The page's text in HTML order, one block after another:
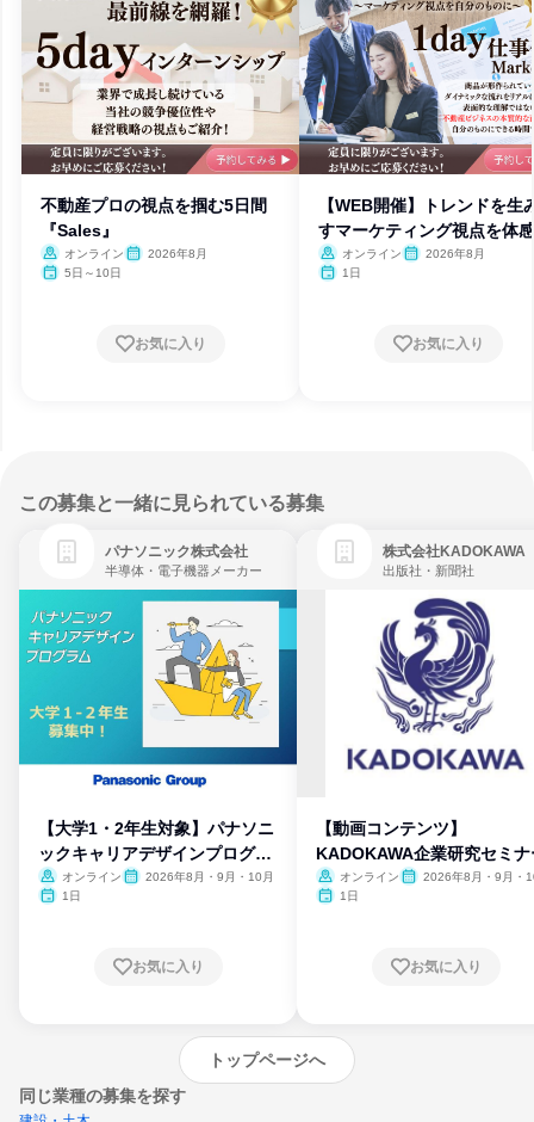
不動産プロの視点を掴む5日間
『Sales』
オンライン
2026年8月
5日～10日
お気に入り
【WEB開催】トレンドを生
すマーケティング視点を体感
オンライン
2026年8月
1日
お気に入り
この募集と一緒に見られている募集
パナソニック株式会社
半導体・電子機器メーカー
【大学1・2年生対象】パナソニ
ックキャリアデザインプログラ
ム
オンライン
2026年8月・9月・10月
1日
お気に入り
株式会社KADOKAWA
出版社・新聞社
【動画コンテンツ】
KADOKAWA企業研究セミナ
オンライン
2026年8月・9月・
1日
お気に入り
トップページへ
同じ業種の募集を探す